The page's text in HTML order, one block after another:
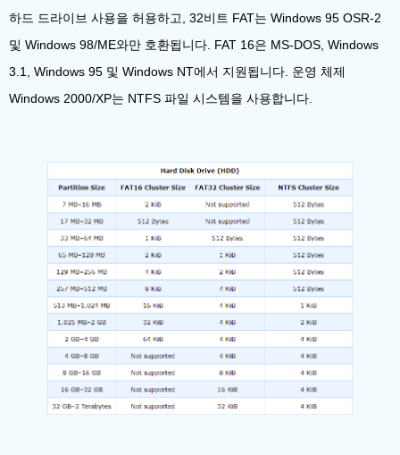
하드 드라이브 사용을 허용하고, 32비트 FAT는 Windows 95 OSR-2
및 Windows 98/ME와만 호환됩니다. FAT 16은 MS-DOS, Windows
3.1, Windows 95 및 Windows NT에서 지원됩니다. 운영 체제
Windows 2000/XP는 NTFS 파일 시스템을 사용합니다.